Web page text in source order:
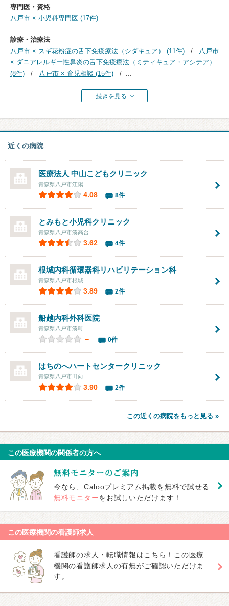
専門医・資格
八戸市 × 小児科専門医 (17件)
診療・治療法
八戸市 × スギ花粉症の舌下免疫療法（シダキュア） (11件)
八戸市
× ダニアレルギー性鼻炎の舌下免疫療法（ミティキュア・アシテア）
(8件)
八戸市 × 育児相談 (15件) ...
続きを見る
近くの病院
医療法人 中山こどもクリニック
青森県八戸市江陽
4.08 8件
とみもと小児科クリニック
青森県八戸市湊高台
3.62 4件
根城内科循環器科リハビリテーション科
青森県八戸市根城
3.89 2件
船越内科外科医院
青森県八戸市湊町
－ 0件
はちのへハートセンタークリニック
青森県八戸市田向
3.90 2件
この近くの病院をもっと見る »
この医療機関の関係者の方へ
今なら、Calooプレミアム掲載を無料で試せる
無料モニターをお試しいただけます！
この医療機関の看護師求人
看護師の求人・転職情報はこちら！この医療
機関の看護師求人の有無がご確認いただけま
す。